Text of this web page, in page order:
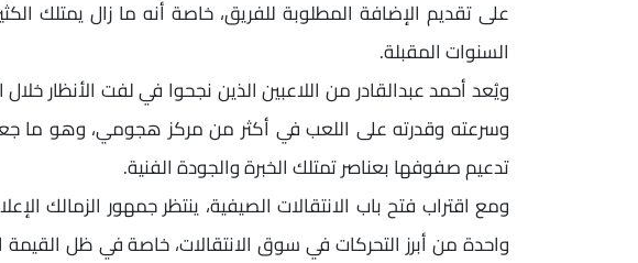
على تقديم الإضافة المطلوبة للفريق، خاصة أنه ما زال يمتلك
السنوات المقبلة.
ويُعد أحمد عبدالقادر من اللاعبين الذين نجحوا في لفت الأنظار
وسرعته وقدرته على اللعب في أكثر من مركز هجومي، وهو ما
تدعيم صفوفها بعناصر تمتلك الخبرة والجودة الفنية.
ومع اقتراب فتح باب الانتقالات الصيفية، ينتظر جمهور الزمالك
واحدة من أبرز التحركات في سوق الانتقالات، خاصة في ظل القيمة